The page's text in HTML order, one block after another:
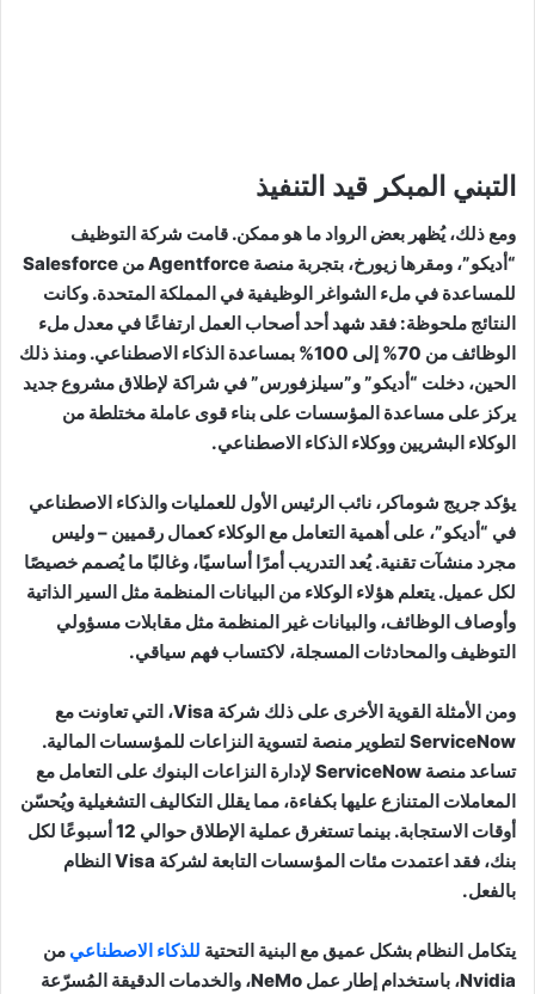
التبني المبكر قيد التنفيذ
ومع ذلك، يُظهر بعض الرواد ما هو ممكن. قامت شركة التوظيف
“أديكو”، ومقرها زيورخ، بتجربة منصة Agentforce من Salesforce
للمساعدة في ملء الشواغر الوظيفية في المملكة المتحدة. وكانت
النتائج ملحوظة: فقد شهد أحد أصحاب العمل ارتفاعًا في معدل ملء
الوظائف من 70% إلى 100% بمساعدة الذكاء الاصطناعي. ومنذ ذلك
الحين، دخلت “أديكو” و”سيلزفورس” في شراكة لإطلاق مشروع جديد
يركز على مساعدة المؤسسات على بناء قوى عاملة مختلطة من
الوكلاء البشريين ووكلاء الذكاء الاصطناعي.
يؤكد جريج شوماكر، نائب الرئيس الأول للعمليات والذكاء الاصطناعي
في “أديكو”، على أهمية التعامل مع الوكلاء كعمال رقميين – وليس
مجرد منشآت تقنية. يُعد التدريب أمرًا أساسيًا، وغالبًا ما يُصمم خصيصًا
لكل عميل. يتعلم هؤلاء الوكلاء من البيانات المنظمة مثل السير الذاتية
وأوصاف الوظائف، والبيانات غير المنظمة مثل مقابلات مسؤولي
التوظيف والمحادثات المسجلة، لاكتساب فهم سياقي.
ومن الأمثلة القوية الأخرى على ذلك شركة Visa، التي تعاونت مع
ServiceNow لتطوير منصة لتسوية النزاعات للمؤسسات المالية.
تساعد منصة ServiceNow لإدارة النزاعات البنوك على التعامل مع
المعاملات المتنازع عليها بكفاءة، مما يقلل التكاليف التشغيلية ويُحسّن
أوقات الاستجابة. بينما تستغرق عملية الإطلاق حوالي 12 أسبوعًا لكل
بنك، فقد اعتمدت مئات المؤسسات التابعة لشركة Visa النظام
بالفعل.
يتكامل النظام بشكل عميق مع البنية التحتية للذكاء الاصطناعي من
Nvidia، باستخدام إطار عمل NeMo، والخدمات الدقيقة المُسرّعة